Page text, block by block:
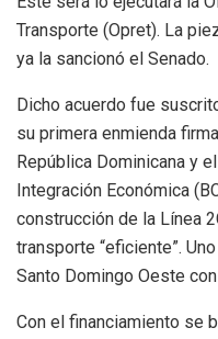
Transporte (Opret). La
ya la sancionó el Senado.
Dicho acuerdo fue
su primera enmienda
República Dominicana y
Integración Económica
construcción de la Línea
transporte “eficiente”.
Santo Domingo Oeste
Con el financiamiento se